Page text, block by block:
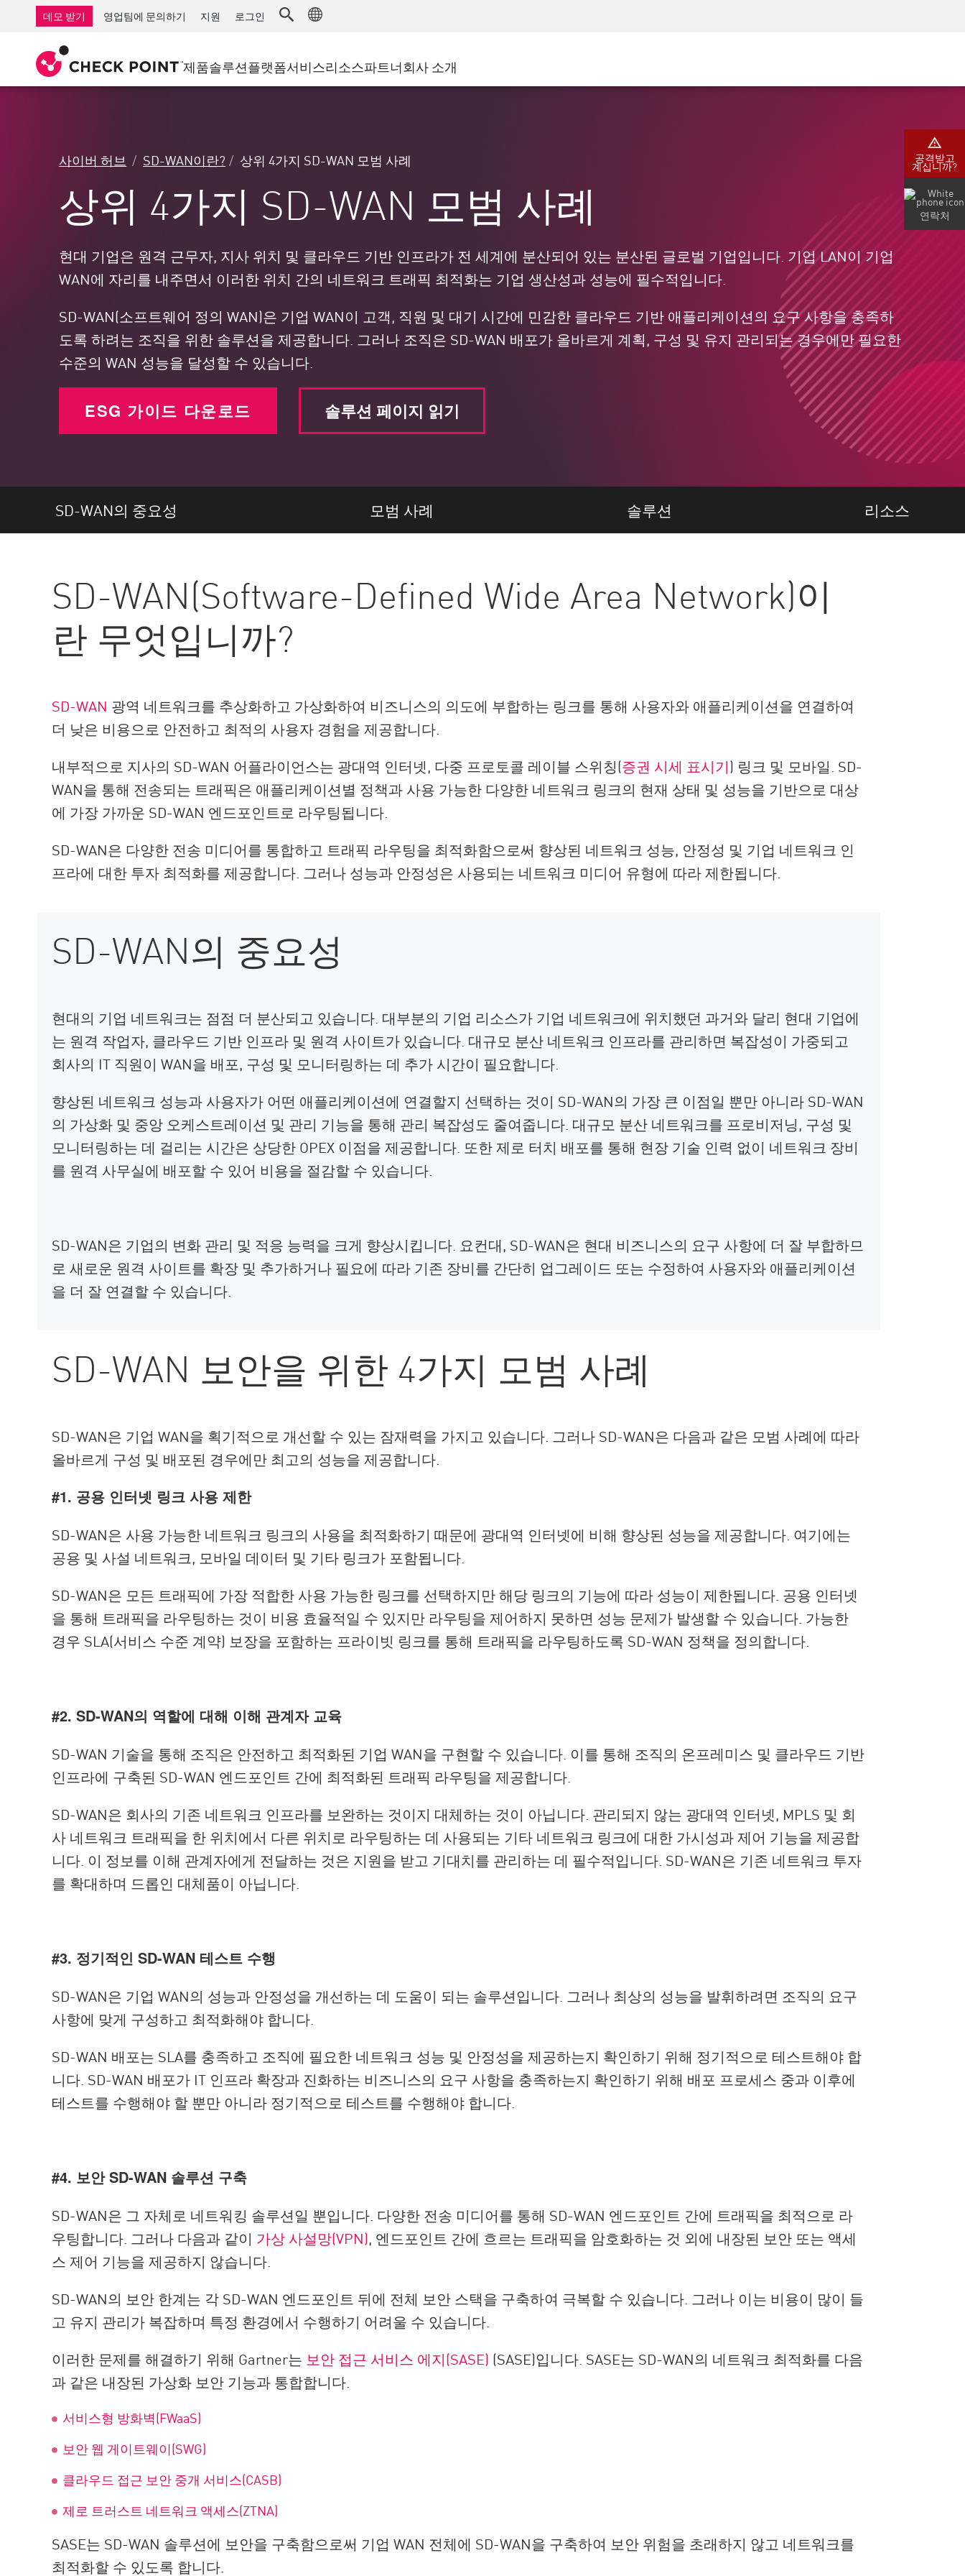
제품
중소기업을 위한 방화벽
산업용 방화벽
SD-WAN
원격 액세스 VPN
Agentic Network Security Orchestration
보안 관리 어플라이언스
AI 기반 보안 관리
이메일 및 협업
찾아보기
EXPOSURE MANAGEMENT
위협 인텔리전스
Cyber Asset Attack Surface Management
안전한 해결
Workforce AI Security
AI Red Teaming
AI Agent Security
제품 보기(A~Z)
솔루션
AI Network Firewall
AI Runtime Protection
안티 랜섬웨어
IoT 보안 솔루션
보안 접근 서비스 에지(SASE)
Threat Hunting
업종
통신사/서비스 제공업체
플랫폼서비스
탐지
응답
서비스형 관리 방화벽
전담 관리 서비스
PRO 지원
리소스이벤트 및 웨비나
파트너Google Cloud Platform
회사 소개
데모 받기
영업팀에 문의하기 지원 로그인
사이버 허브 SD-WAN이란? 상위 4가지 SD-WAN 모범 사례
상위 4가지 SD-WAN 모범 사례
현대 기업은 원격 근무자, 지사 위치 및 클라우드 기반 인프라가 전 세계에 분산되어 있는 분산된 글로벌 기업입니다. 기업 LAN이 기업
WAN에 자리를 내주면서 이러한 위치 간의 네트워크 트래픽 최적화는 기업 생산성과 성능에 필수적입니다.
SD-WAN(소프트웨어 정의 WAN)은 기업 WAN이 고객, 직원 및 대기 시간에 민감한 클라우드 기반 애플리케이션의 요구 사항을 충족하
도록 하려는 조직을 위한 솔루션을 제공합니다. 그러나 조직은 SD-WAN 배포가 올바르게 계획, 구성 및 유지 관리되는 경우에만 필요한
수준의 WAN 성능을 달성할 수 있습니다.
ESG 가이드 다운로드 솔루션 페이지 읽기
SD-WAN의 중요성 모범 사례 솔루션 리소스
SD-WAN(Software-Defined Wide Area Network)이
란 무엇입니까?
SD-WAN 광역 네트워크를 추상화하고 가상화하여 비즈니스의 의도에 부합하는 링크를 통해 사용자와 애플리케이션을 연결하여
더 낮은 비용으로 안전하고 최적의 사용자 경험을 제공합니다.
내부적으로 지사의 SD-WAN 어플라이언스는 광대역 인터넷, 다중 프로토콜 레이블 스위칭(증권 시세 표시기) 링크 및 모바일. SD-
WAN을 통해 전송되는 트래픽은 애플리케이션별 정책과 사용 가능한 다양한 네트워크 링크의 현재 상태 및 성능을 기반으로 대상
에 가장 가까운 SD-WAN 엔드포인트로 라우팅됩니다.
SD-WAN은 다양한 전송 미디어를 통합하고 트래픽 라우팅을 최적화함으로써 향상된 네트워크 성능, 안정성 및 기업 네트워크 인
프라에 대한 투자 최적화를 제공합니다. 그러나 성능과 안정성은 사용되는 네트워크 미디어 유형에 따라 제한됩니다.
SD-WAN의 중요성
현대의 기업 네트워크는 점점 더 분산되고 있습니다. 대부분의 기업 리소스가 기업 네트워크에 위치했던 과거와 달리 현대 기업에
는 원격 작업자, 클라우드 기반 인프라 및 원격 사이트가 있습니다. 대규모 분산 네트워크 인프라를 관리하면 복잡성이 가중되고
회사의 IT 직원이 WAN을 배포, 구성 및 모니터링하는 데 추가 시간이 필요합니다.
향상된 네트워크 성능과 사용자가 어떤 애플리케이션에 연결할지 선택하는 것이 SD-WAN의 가장 큰 이점일 뿐만 아니라 SD-WAN
의 가상화 및 중앙 오케스트레이션 및 관리 기능을 통해 관리 복잡성도 줄여줍니다. 대규모 분산 네트워크를 프로비저닝, 구성 및
모니터링하는 데 걸리는 시간은 상당한 OPEX 이점을 제공합니다. 또한 제로 터치 배포를 통해 현장 기술 인력 없이 네트워크 장비
를 원격 사무실에 배포할 수 있어 비용을 절감할 수 있습니다.
SD-WAN은 기업의 변화 관리 및 적응 능력을 크게 향상시킵니다. 요컨대, SD-WAN은 현대 비즈니스의 요구 사항에 더 잘 부합하므
로 새로운 원격 사이트를 확장 및 추가하거나 필요에 따라 기존 장비를 간단히 업그레이드 또는 수정하여 사용자와 애플리케이션
을 더 잘 연결할 수 있습니다.
SD-WAN 보안을 위한 4가지 모범 사례
SD-WAN은 기업 WAN을 획기적으로 개선할 수 있는 잠재력을 가지고 있습니다. 그러나 SD-WAN은 다음과 같은 모범 사례에 따라
올바르게 구성 및 배포된 경우에만 최고의 성능을 제공합니다.
#1. 공용 인터넷 링크 사용 제한
SD-WAN은 사용 가능한 네트워크 링크의 사용을 최적화하기 때문에 광대역 인터넷에 비해 향상된 성능을 제공합니다. 여기에는
공용 및 사설 네트워크, 모바일 데이터 및 기타 링크가 포함됩니다.
SD-WAN은 모든 트래픽에 가장 적합한 사용 가능한 링크를 선택하지만 해당 링크의 기능에 따라 성능이 제한됩니다. 공용 인터넷
을 통해 트래픽을 라우팅하는 것이 비용 효율적일 수 있지만 라우팅을 제어하지 못하면 성능 문제가 발생할 수 있습니다. 가능한
경우 SLA(서비스 수준 계약) 보장을 포함하는 프라이빗 링크를 통해 트래픽을 라우팅하도록 SD-WAN 정책을 정의합니다.
#2. SD-WAN의 역할에 대해 이해 관계자 교육
SD-WAN 기술을 통해 조직은 안전하고 최적화된 기업 WAN을 구현할 수 있습니다. 이를 통해 조직의 온프레미스 및 클라우드 기반
인프라에 구축된 SD-WAN 엔드포인트 간에 최적화된 트래픽 라우팅을 제공합니다.
SD-WAN은 회사의 기존 네트워크 인프라를 보완하는 것이지 대체하는 것이 아닙니다. 관리되지 않는 광대역 인터넷, MPLS 및 회
사 네트워크 트래픽을 한 위치에서 다른 위치로 라우팅하는 데 사용되는 기타 네트워크 링크에 대한 가시성과 제어 기능을 제공합
니다. 이 정보를 이해 관계자에게 전달하는 것은 지원을 받고 기대치를 관리하는 데 필수적입니다. SD-WAN은 기존 네트워크 투자
를 확대하며 드롭인 대체품이 아닙니다.
#3. 정기적인 SD-WAN 테스트 수행
SD-WAN은 기업 WAN의 성능과 안정성을 개선하는 데 도움이 되는 솔루션입니다. 그러나 최상의 성능을 발휘하려면 조직의 요구
사항에 맞게 구성하고 최적화해야 합니다.
SD-WAN 배포는 SLA를 충족하고 조직에 필요한 네트워크 성능 및 안정성을 제공하는지 확인하기 위해 정기적으로 테스트해야 합
니다. SD-WAN 배포가 IT 인프라 확장과 진화하는 비즈니스의 요구 사항을 충족하는지 확인하기 위해 배포 프로세스 중과 이후에
테스트를 수행해야 할 뿐만 아니라 정기적으로 테스트를 수행해야 합니다.
#4. 보안 SD-WAN 솔루션 구축
SD-WAN은 그 자체로 네트워킹 솔루션일 뿐입니다. 다양한 전송 미디어를 통해 SD-WAN 엔드포인트 간에 트래픽을 최적으로 라
우팅합니다. 그러나 다음과 같이 가상 사설망(VPN), 엔드포인트 간에 흐르는 트래픽을 암호화하는 것 외에 내장된 보안 또는 액세
스 제어 기능을 제공하지 않습니다.
SD-WAN의 보안 한계는 각 SD-WAN 엔드포인트 뒤에 전체 보안 스택을 구축하여 극복할 수 있습니다. 그러나 이는 비용이 많이 들
고 유지 관리가 복잡하며 특정 환경에서 수행하기 어려울 수 있습니다.
이러한 문제를 해결하기 위해 Gartner는 보안 접근 서비스 에지(SASE) (SASE)입니다. SASE는 SD-WAN의 네트워크 최적화를 다음
과 같은 내장된 가상화 보안 기능과 통합합니다.
서비스형 방화벽(FWaaS)
보안 웹 게이트웨이(SWG)
클라우드 접근 보안 중개 서비스(CASB)
제로 트러스트 네트워크 액세스(ZTNA)
SASE는 SD-WAN 솔루션에 보안을 구축함으로써 기업 WAN 전체에 SD-WAN을 구축하여 보안 위험을 초래하지 않고 네트워크를
최적화할 수 있도록 합니다.
공격받고
계십니까?
연락처